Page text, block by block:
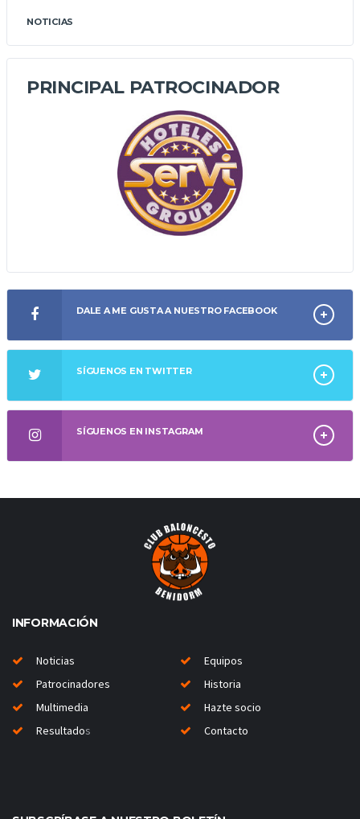
NOTICIAS
PRINCIPAL PATROCINADOR
DALE A ME GUSTA A NUESTRO FACEBOOK
SÍGUENOS EN TWITTER
SÍGUENOS EN INSTAGRAM
INFORMACIÓN
Noticias
Equipos
Patrocinadores
Historia
Multimedia
Hazte socio
Resultados Contacto